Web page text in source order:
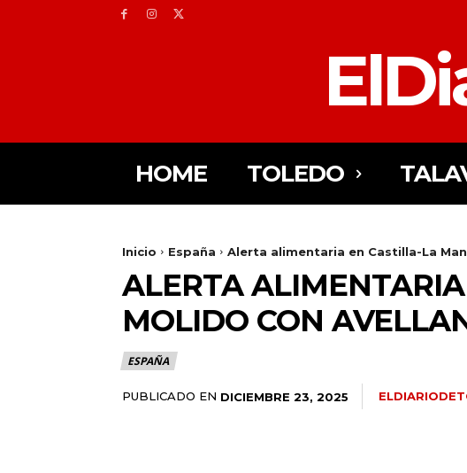
HOME TOLEDO
Inicio España Alerta alimentaria en Castilla-La
ALERTA
MOLIDO CON
ESPAÑA
PUBLICADO EN DICIEMBRE 23, 2025